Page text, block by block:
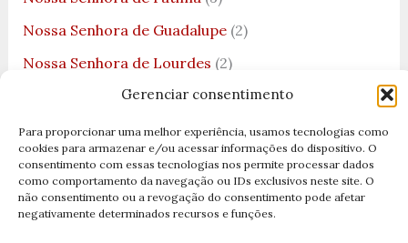
Gerenciar consentimento
Para proporcionar uma melhor experiência, usamos tecnologias como
cookies para armazenar e/ou acessar informações do dispositivo. O
consentimento com essas tecnologias nos permite processar dados
como comportamento da navegação ou IDs exclusivos neste site. O
não consentimento ou a revogação do consentimento pode afetar
negativamente determinados recursos e funções.
Nossa Senhora de Guadalupe(2)
Nossa Senhora de Lourdes (2)
Nossa Senhora Desatadora dos Nós(3)
Nossa Senhora do Bom Parto(1)
Nossa Senhora do Carmo(3)
Nossa Senhora do Desterro(3)